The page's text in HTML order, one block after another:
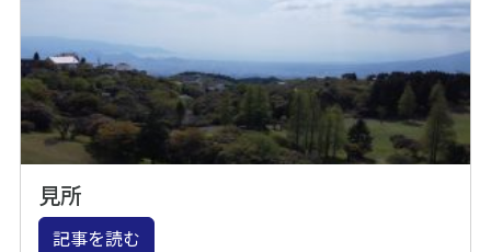
見所
記事を読む